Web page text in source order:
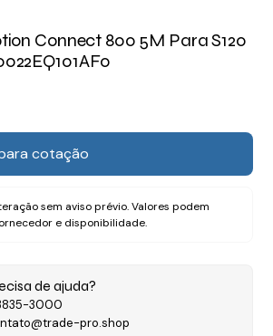
Connect 800 5M Para S120
cotação
sem aviso prévio. Valores podem
e disponibilidade.
de ajuda?
3835-3000
pro.shop